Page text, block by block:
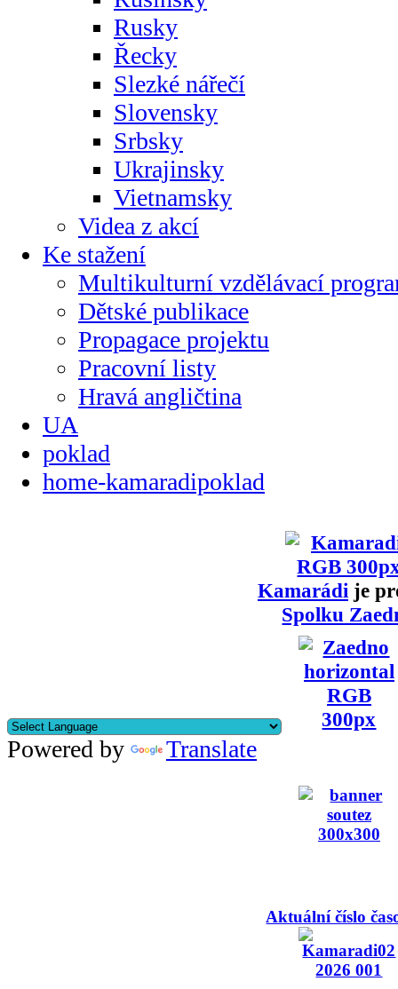
Rusky
Řecky
Slezké nářečí
Slovensky
Srbsky
Ukrajinsky
Vietnamsky
Videa z akcí
Ke stažení
Multikulturní vzdělávací
Dětské publikace
Propagace projektu
Pracovní listy
Hravá angličtina
UA
poklad
home-kamaradipoklad
Kamarádi je
Spolku
Powered by Translate
Aktuální číslo